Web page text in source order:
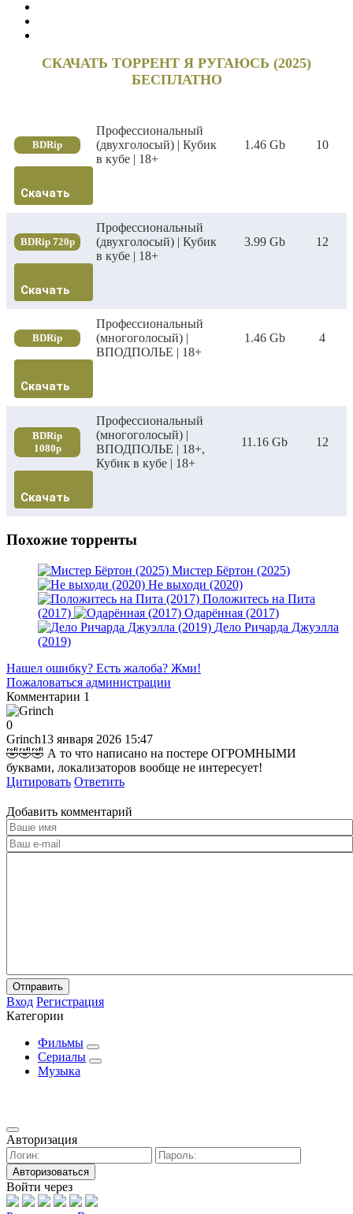
СКАЧАТЬ ТОРРЕНТ Я РУГАЮСЬ (2025)
БЕСПЛАТНО
BDRip
Профессиональный
(двухголосый) | Кубик
в кубе | 18+
1.46 Gb 10
Скачать
BDRip 720p
Профессиональный
(двухголосый) | Кубик
в кубе | 18+
3.99 Gb 12
Скачать
BDRip
Профессиональный
(многоголосый) |
ВПОДПОЛЬЕ | 18+
1.46 Gb 4
Скачать
BDRip
1080p
Профессиональный
(многоголосый) |
ВПОДПОЛЬЕ | 18+,
Кубик в кубе | 18+
11.16 Gb 12
Скачать
Похожие торренты
Мистер Бёртон (2025)
Не выходи (2020)
Положитесь на Пита
(2017)
Одарённая (2017)
Дело Ричарда Джуэлла
(2019)
Нашел ошибку? Есть жалоба? Жми!
Пожаловаться администрации
Комментарии 1
0
Grinch13 января 2026 15:47
🤣🤣🤣 А то что написано на постере ОГРОМНЫМИ
буквами, локализаторов вообще не интересует!
Цитировать Ответить
Добавить комментарий
Отправить
Вход Регистрация
Категории
Фильмы
Сериалы
Музыка
Авторизация
Авторизоваться
Войти через